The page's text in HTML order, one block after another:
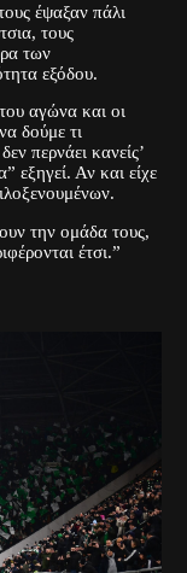
έψαξαν πάλι
τους
των
εξόδου.
αγώνα και οι
δούμε τι
περνάει κανείς’
εξηγεί. Αν και είχε
την ομάδα τους,
έτσι.”